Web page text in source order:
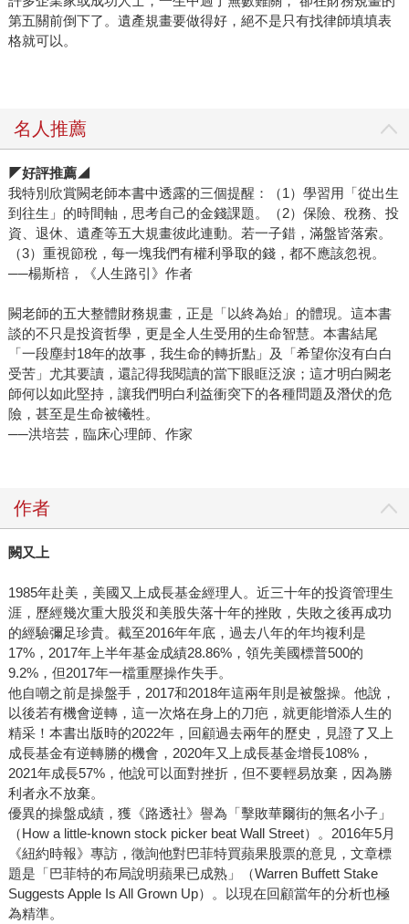
第五關前倒下了。遺產規畫要做得好，絕不是只有找律師填填表
格就可以。
名人推薦
◤好評推薦◢
我特別欣賞闕老師本書中透露的三個提醒：（1）學習用「從出生
到往生」的時間軸，思考自己的金錢課題。（2）保險、稅務、投
資、退休、遺產等五大規畫彼此連動。若一子錯，滿盤皆落索。
（3）重視節稅，每一塊我們有權利爭取的錢，都不應該忽視。
──楊斯棓，《人生路引》作者
闕老師的五大整體財務規畫，正是「以終為始」的體現。這本書
談的不只是投資哲學，更是全人生受用的生命智慧。本書結尾
「一段塵封18年的故事，我生命的轉折點」及「希望你沒有白白
受苦」尤其要讀，還記得我閱讀的當下眼眶泛淚；這才明白闕老
師何以如此堅持，讓我們明白利益衝突下的各種問題及潛伏的危
險，甚至是生命被犧牲。
──洪培芸，臨床心理師、作家
作者
闕又上
1985年赴美，美國又上成長基金經理人。近三十年的投資管理生
涯，歷經幾次重大股災和美股失落十年的挫敗，失敗之後再成功
的經驗彌足珍貴。截至2016年年底，過去八年的年均複利是
17%，2017年上半年基金成績28.86%，領先美國標普500的
9.2%，但2017年一檔重壓操作失手。
他自嘲之前是操盤手，2017和2018年這兩年則是被盤操。他說，
以後若有機會逆轉，這一次烙在身上的刀疤，就更能增添人生的
精采！本書出版時的2022年，回顧過去兩年的歷史，見證了又上
成長基金有逆轉勝的機會，2020年又上成長基金增長108%，
2021年成長57%，他說可以面對挫折，但不要輕易放棄，因為勝
利者永不放棄。
優異的操盤成績，獲《路透社》譽為「擊敗華爾街的無名小子」
（How a little-known stock picker beat Wall Street）。2016年5月
《紐約時報》專訪，徵詢他對巴菲特買蘋果股票的意見，文章標
題是「巴菲特的布局說明蘋果已成熟」（Warren Buffett Stake
Suggests Apple Is All Grown Up）。以現在回顧當年的分析也極
為精準。